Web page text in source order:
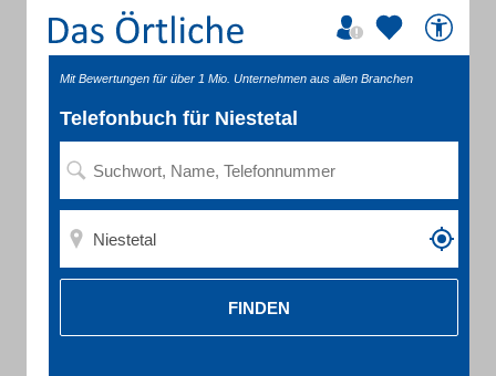
Mit Bewertungen für über 1 Mio. Unternehmen aus allen Branchen
Telefonbuch für Niestetal
FINDEN